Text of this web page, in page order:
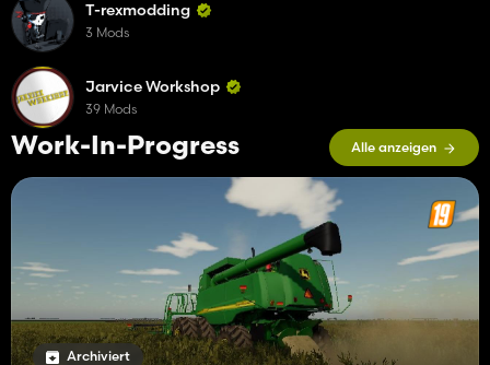
Work-In-Progress Alle anzeigen
Archiviert
T-rexmodding
3 Mods
Jarvice Workshop
39 Mods